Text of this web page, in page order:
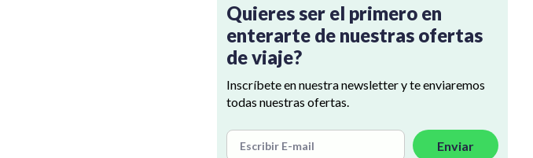
Quieres ser el primero en
enterarte de nuestras ofertas
de viaje?
Inscríbete en nuestra newsletter y te enviaremos
todas nuestras ofertas.
Enviar